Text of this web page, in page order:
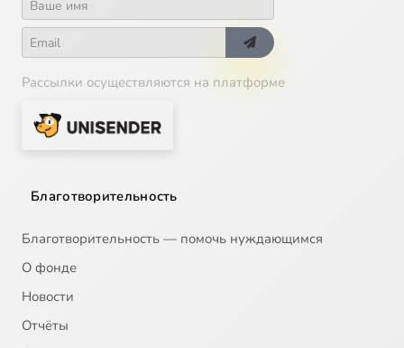
Рассылки осуществляются на платформе
Благотворительность
Благотворительность — помочь нуждающимся
О фонде
Новости
Отчёты